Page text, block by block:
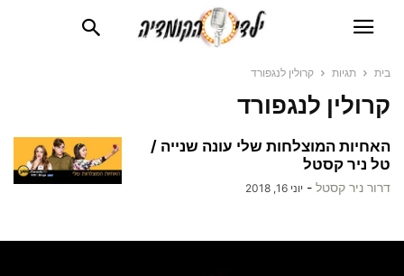
בית תגיות קרולין לנגפורד
קרולין לנגפורד
האחיות המוצלחות שלי עונה שנייה /
טל ניר קסטל
דרור ניר קסטל - יוני 16, 2018